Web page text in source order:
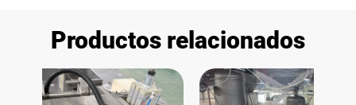
Productos relacionados